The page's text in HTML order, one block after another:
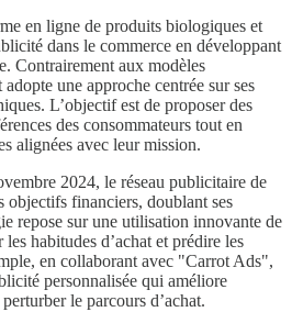
en ligne de produits biologiques et
dans le commerce en développant
Contrairement aux modèles
une approche centrée sur ses
L’objectif est de proposer des
des consommateurs tout en
alignées avec leur mission.
2024, le réseau publicitaire de
objectifs financiers, doublant ses
repose sur une utilisation innovante de
habitudes d’achat et prédire les
en collaborant avec "Carrot Ads",
personnalisée qui améliore
le parcours d’achat.